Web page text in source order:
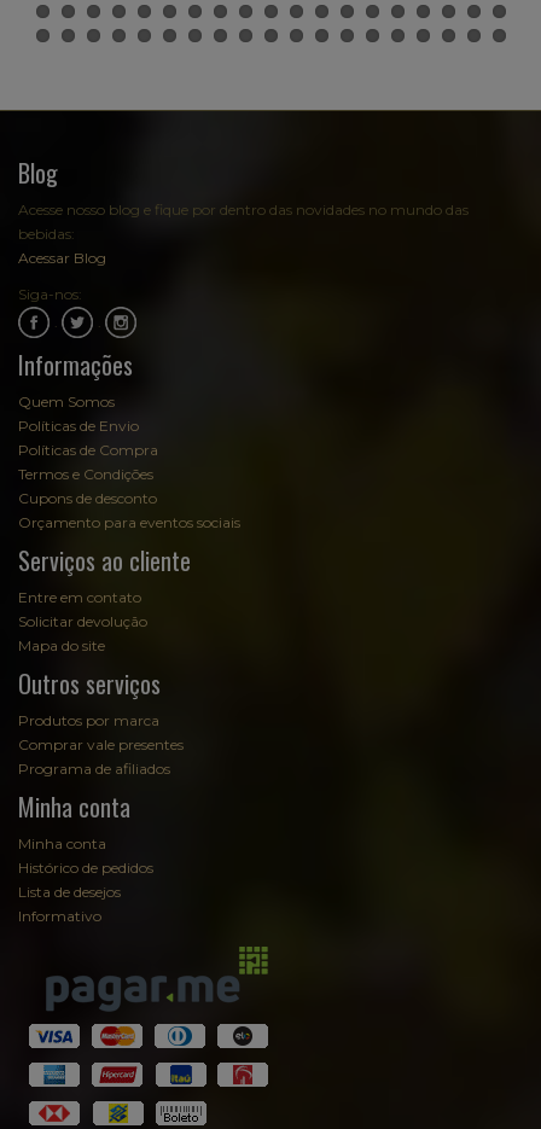
Blog
Acesse nosso blog e fique por dentro das novidades no mundo das
bebidas:
Acessar Blog
Siga-nos:
Informações
Quem Somos
Políticas de Envio
Políticas de Compra
Termos e Condições
Cupons de desconto
Orçamento para eventos sociais
Serviços ao cliente
Entre em contato
Solicitar devolução
Mapa do site
Outros serviços
Produtos por marca
Comprar vale presentes
Programa de afiliados
Minha conta
Minha conta
Histórico de pedidos
Lista de desejos
Informativo